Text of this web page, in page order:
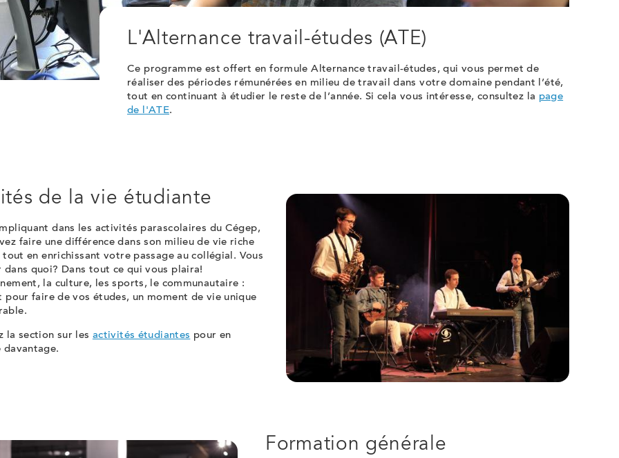
L'Alternance travail-études (ATE)
Ce programme est offert en formule Alternance travail-études, qui vous permet de
réaliser des périodes rémunérées en milieu de travail dans votre domaine pendant l’été,
tout en continuant à étudier le reste de l’année. Si cela vous intéresse, consultez la page
de l'ATE.
de la vie étudiante
dans les activités parascolaires du Cégep,
faire une différence dans son milieu de vie riche
en enrichissant votre passage au collégial. Vous
dans quoi? Dans tout ce qui vous plaira!
la culture, les sports, le communautaire :
pour faire de vos études, un moment de vie unique
la section sur les activités étudiantes pour en
davantage.
Formation générale